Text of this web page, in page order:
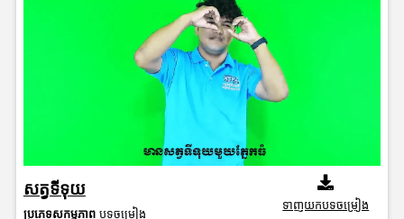
សត្វទីទុយ
ប្រភេទសកម្មភាព បទចម្រៀង
ទាញយកបទចម្រៀង